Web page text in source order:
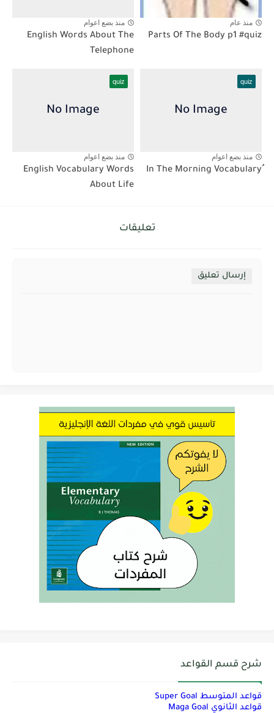
منذ عام
Parts Of The Body p1 #quiz
منذ بضع اعوام
English Words About The
Telephone
quiz
منذ بضع اعوام
quiz
منذ بضع اعوام
English Vocabulary Words
About Life
تعليقات
إرسال تعليق
شرح قسم القواعد
قواعد المتوسط Super Goal
قواعد الثانوي Maga Goal